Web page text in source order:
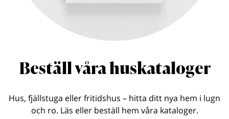
Beställ våra huskataloger
Hus, fjällstuga eller fritidshus – hitta ditt nya hem i lugn
och ro. Läs eller beställ hem våra kataloger.